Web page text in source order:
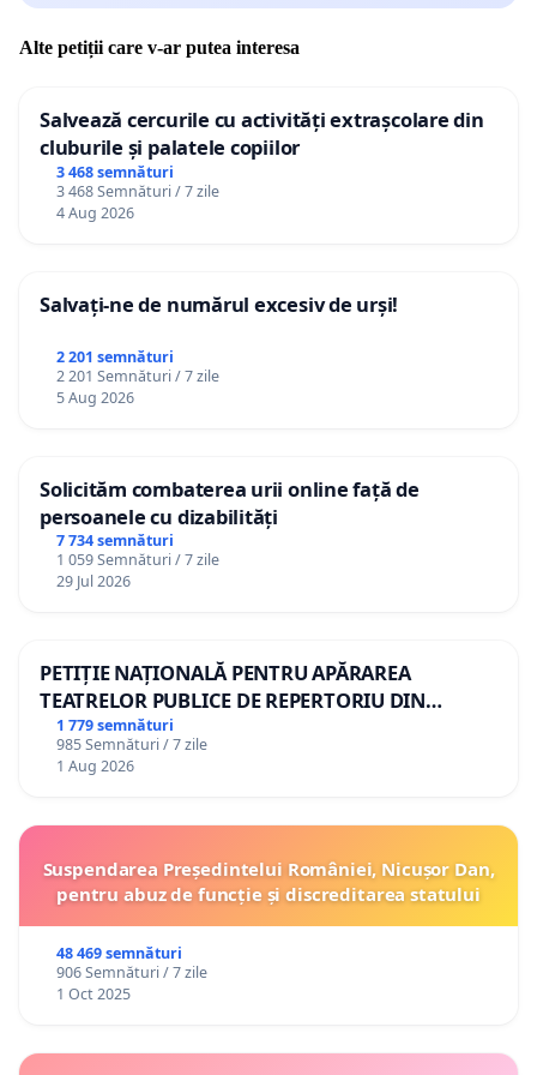
examenelor, astfel încât toți candidații să
beneficieze de condiții adecvate de lucru și
Instruirea suplimentară a observatorilor și a
personalului implicat în desfășurarea
examenelor naționale privind comunicarea
evaluare obiectivă a competențelor dobândite, nu o
probă care transformă evaluarea într-un obstacol.
seriozitate a aspectelor semnalate și adoptarea
măsurilor necesare pentru asigurarea unui proces
de evaluare corect, transparent și echitabil pentru
toți candidații.
Cu respect,
Semnatarii petiției
Muzică
Alte petiții care v-ar putea interesa
Salvează cercurile cu activități extrașcolare din
cluburile și palatele copiilor
3 468 semnături
3 468 Semnături / 7 zile
4 Aug 2026
Salvați-ne de numărul excesiv de urși!
2 201 semnături
2 201 Semnături / 7 zile
5 Aug 2026
Solicităm combaterea urii online față de
persoanele cu dizabilități
7 734 semnături
1 059 Semnături / 7 zile
29 Jul 2026
PETIȚIE NAȚIONALĂ PENTRU APĂRAREA
TEATRELOR PUBLICE DE REPERTORIU DIN
ROMÂNIA
1 779 semnături
985 Semnături / 7 zile
1 Aug 2026
Suspendarea Președintelui României, Nicușor Dan,
pentru abuz de funcție și discreditarea statului
48 469 semnături
906 Semnături / 7 zile
1 Oct 2025